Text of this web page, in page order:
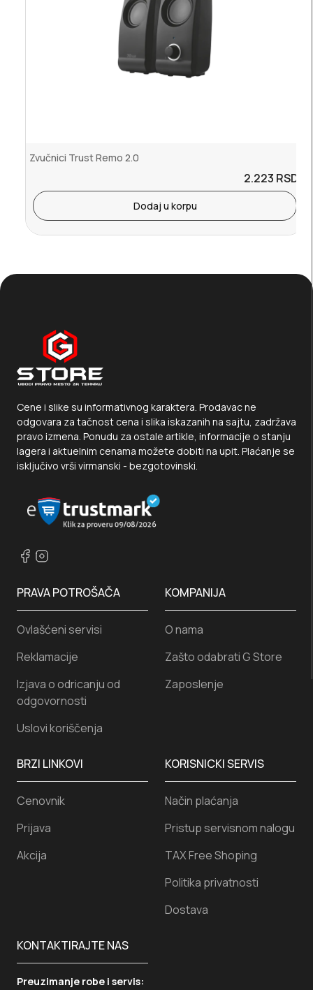
Zvučnici Trust Remo 2.0
2.223 RSD.
Dodaj u korpu
Cene i slike su informativnog karaktera. Prodavac ne
odgovara za tačnost cena i slika iskazanih na sajtu, zadržava
pravo izmena. Ponudu za ostale artikle, informacije o stanju
lagera i aktuelnim cenama možete dobiti na upit. Plaćanje se
isključivo vrši virmanski - bezgotovinski.
KORISNICKI SERVIS
Način plaćanja
Pristup servisnom nalogu
TAX Free Shoping
Politika privatnosti
Dostava
PRAVA POTROŠAČA
Ovlašćeni servisi
Reklamacije
Izjava o odricanju od
odgovornosti
Uslovi koriščenja
KONTAKTIRAJTE NAS
Preuzimanje robe i servis:
KOMPANIJA
O nama
Zašto odabrati G Store
Zaposlenje
BRZI LINKOVI
Cenovnik
Prijava
Akcija